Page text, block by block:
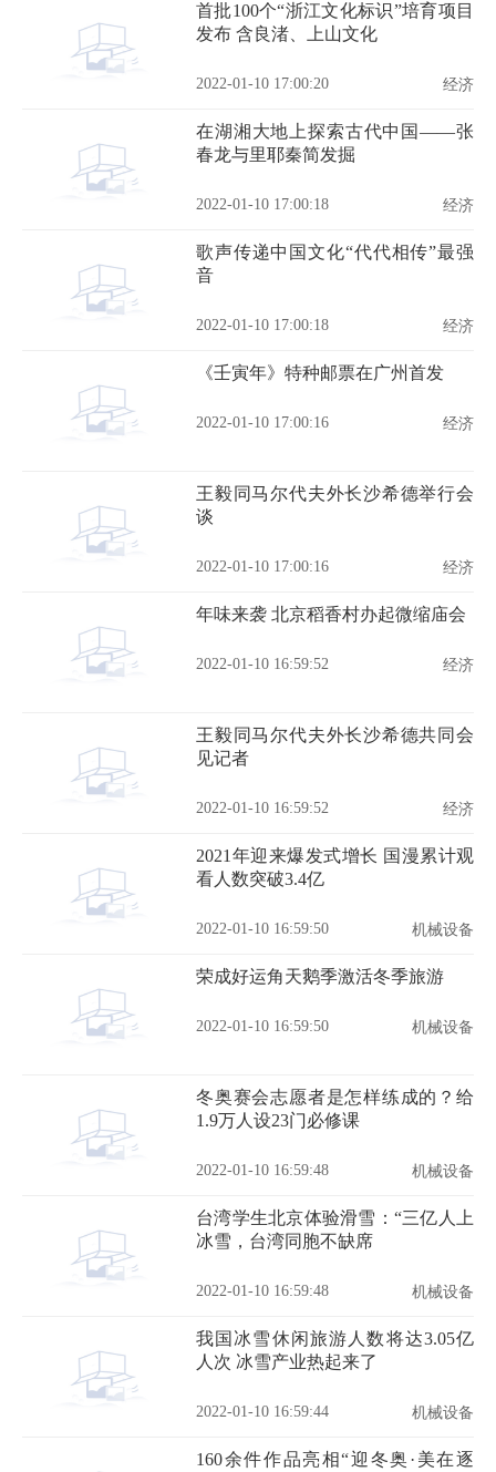
首批100个“浙江文化标识”培育项目
发布 含良渚、上山文化
2022-01-10 17:00:20 经济
在湖湘大地上探索古代中国——张
春龙与里耶秦简发掘
2022-01-10 17:00:18 经济
歌声传递中国文化“代代相传”最强
音
2022-01-10 17:00:18 经济
《壬寅年》特种邮票在广州首发
2022-01-10 17:00:16 经济
王毅同马尔代夫外长沙希德举行会
谈
2022-01-10 17:00:16 经济
年味来袭 北京稻香村办起微缩庙会
2022-01-10 16:59:52 经济
王毅同马尔代夫外长沙希德共同会
见记者
2022-01-10 16:59:52 经济
2021年迎来爆发式增长 国漫累计观
看人数突破3.4亿
2022-01-10 16:59:50 机械设备
荣成好运角天鹅季激活冬季旅游
2022-01-10 16:59:50 机械设备
冬奥赛会志愿者是怎样练成的？给
1.9万人设23门必修课
2022-01-10 16:59:48 机械设备
台湾学生北京体验滑雪：“三亿人上
冰雪，台湾同胞不缺席
2022-01-10 16:59:48 机械设备
我国冰雪休闲旅游人数将达3.05亿
人次 冰雪产业热起来了
2022-01-10 16:59:44 机械设备
160余件作品亮相“迎冬奥·美在逐